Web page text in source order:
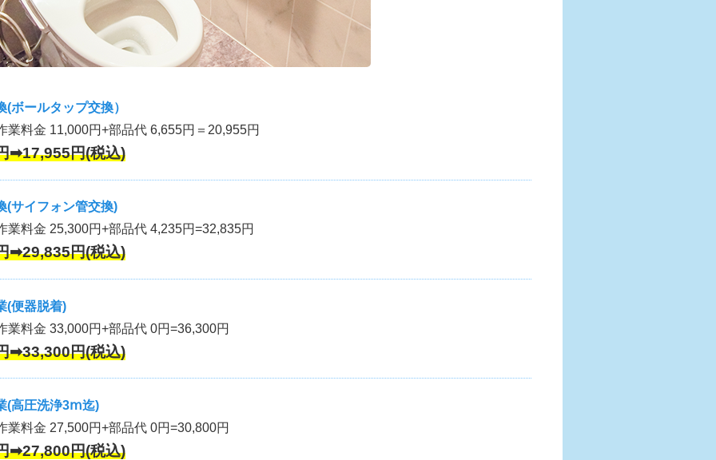
ボールタップ交換）
業料金 11,000円+部品代 6,655円＝20,955円
➡17,955円(税込)
(サイフォン管交換)
業料金 25,300円+部品代 4,235円=32,835円
➡29,835円(税込)
(便器脱着)
業料金 33,000円+部品代 0円=36,300円
➡33,300円(税込)
(高圧洗浄3ⅿ迄)
業料金 27,500円+部品代 0円=30,800円
➡27,800円(税込)